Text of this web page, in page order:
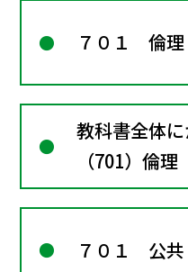
７０１ 倫理
教科書全体
（701）倫理
７０１ 公共